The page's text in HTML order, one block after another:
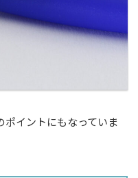
イントにもなっていま